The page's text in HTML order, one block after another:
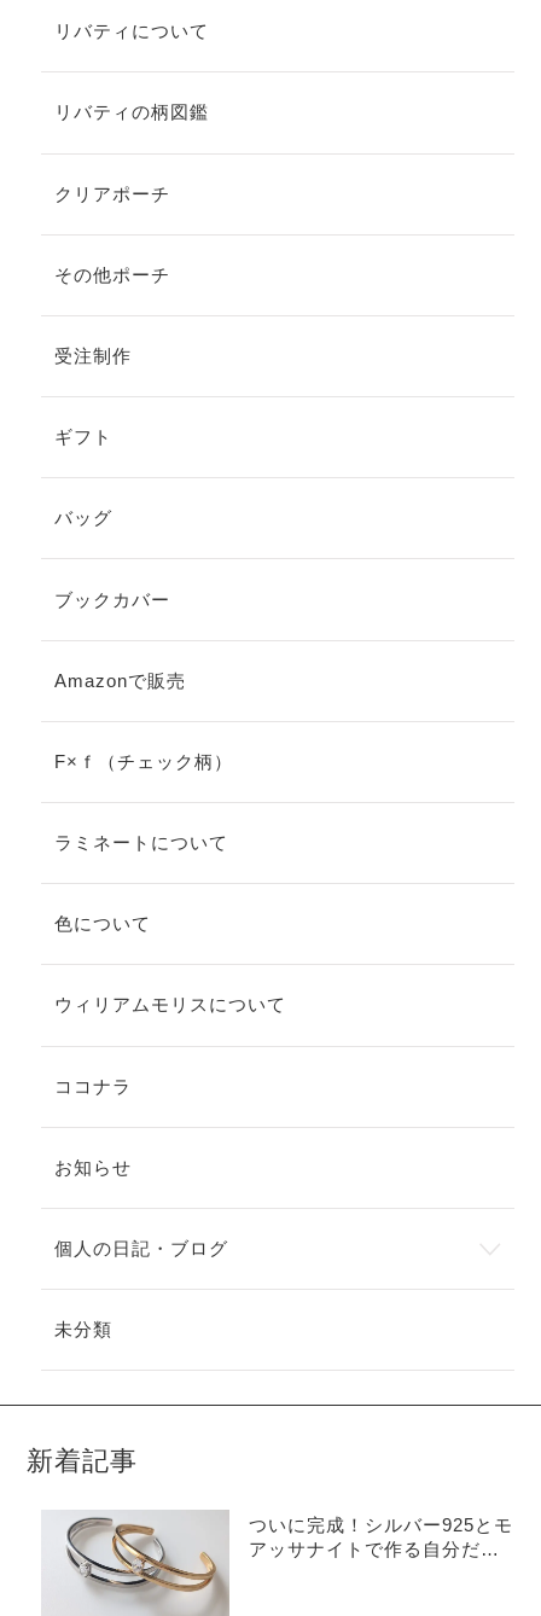
リバティについて
リバティの柄図鑑
クリアポーチ
その他ポーチ
受注制作
ギフト
バッグ
ブックカバー
Amazonで販売
F×ｆ（チェック柄）
ラミネートについて
色について
ウィリアムモリスについて
ココナラ
お知らせ
個人の日記・ブログ
未分類
新着記事
ついに完成！シルバー925とモ
アッサナイトで作る自分だけ